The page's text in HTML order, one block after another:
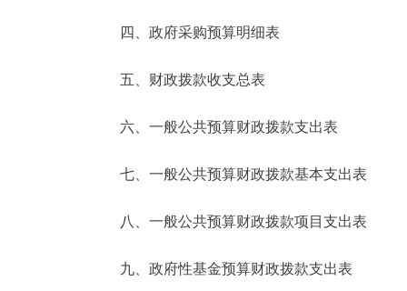
北京概况
绿色北京
ENGLISH
四、政府采购预算明细表
五、财政拨款收支总表
六、一般公共预算财政拨款支出表
七、一般公共预算财政拨款基本支出表
八、一般公共预算财政拨款项目支出表
九、政府性基金预算财政拨款支出表